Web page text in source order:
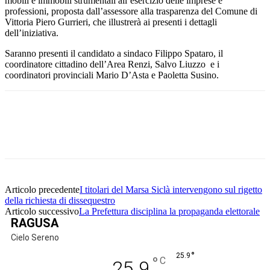
professioni, proposta dall’assessore alla trasparenza del Comune di
Vittoria Piero Gurrieri, che illustrerà ai presenti i dettagli
dell’iniziativa.
Saranno presenti il candidato a sindaco Filippo Spataro, il
coordinatore cittadino dell’Area Renzi, Salvo Liuzzo e i
coordinatori provinciali Mario D’Asta e Paoletta Susino.
Articolo precedenteI titolari del Marsa Siclà intervengono sul rigetto
della richiesta di dissequestro
Articolo successivoLa Prefettura disciplina la propaganda elettorale
RAGUSA
Cielo Sereno
° C 25.9 °